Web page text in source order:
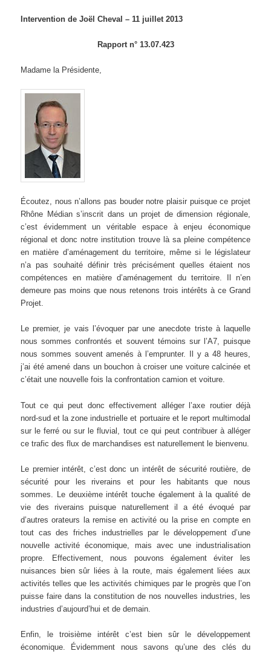
Intervention de Joël Cheval – 11 juillet 2013
Rapport n° 13.07.423
Madame la Présidente,
Écoutez, nous n’allons pas bouder notre plaisir puisque ce projet
Rhône Médian s’inscrit dans un projet de dimension régionale,
c’est évidemment un véritable espace à enjeu économique
régional et donc notre institution trouve là sa pleine compétence
en matière d’aménagement du territoire, même si le législateur
n’a pas souhaité définir très précisément quelles étaient nos
compétences en matière d’aménagement du territoire. Il n’en
demeure pas moins que nous retenons trois intérêts à ce Grand
Projet.
Le premier, je vais l’évoquer par une anecdote triste à laquelle
nous sommes confrontés et souvent témoins sur l’A7, puisque
nous sommes souvent amenés à l’emprunter. Il y a 48 heures,
j’ai été amené dans un bouchon à croiser une voiture calcinée et
c’était une nouvelle fois la confrontation camion et voiture.
Tout ce qui peut donc effectivement alléger l’axe routier déjà
nord-sud et la zone industrielle et portuaire et le report multimodal
sur le ferré ou sur le fluvial, tout ce qui peut contribuer à alléger
ce trafic des flux de marchandises est naturellement le bienvenu.
Le premier intérêt, c’est donc un intérêt de sécurité routière, de
sécurité pour les riverains et pour les habitants que nous
sommes. Le deuxième intérêt touche également à la qualité de
vie des riverains puisque naturellement il a été évoqué par
d’autres orateurs la remise en activité ou la prise en compte en
tout cas des friches industrielles par le développement d’une
nouvelle activité économique, mais avec une industrialisation
propre. Effectivement, nous pouvons également éviter les
nuisances bien sûr liées à la route, mais également liées aux
activités telles que les activités chimiques par le progrès que l’on
puisse faire dans la constitution de nos nouvelles industries, les
industries d’aujourd’hui et de demain.
Enfin, le troisième intérêt c’est bien sûr le développement
économique. Évidemment nous savons qu’une des clés du